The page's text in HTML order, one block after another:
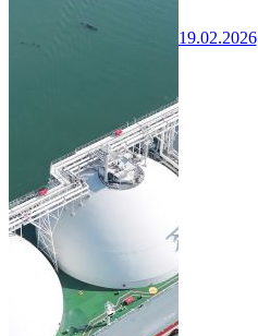
19.02.2026